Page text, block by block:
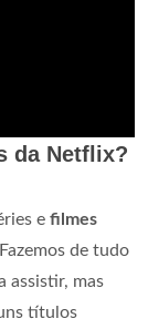
da Netflix?
e filmes
de tudo
assistir, mas
títulos